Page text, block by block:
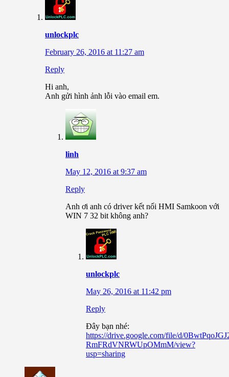
unlockplc
February 26, 2016 at 11:27 am
Reply
Hi anh,
Anh gửi hình ảnh lỗi vào email em.
linh
May 12, 2016 at 9:37 am
Reply
Anh ơi anh có driver kết nối HMI Samkoon với
WIN 7 32 bit không anh?
unlockplc
May 26, 2016 at 11:42 pm
Reply
Đây bạn nhé:
https://drive.google.com/file/d/
RmFRdVNRWUpOMmM/view?
usp=sharing